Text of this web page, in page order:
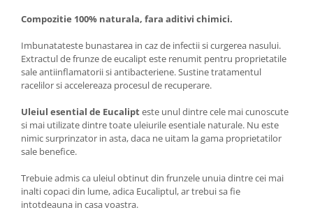
Ondulatoare
Uscatoare si perii electrice
Uscatoare
Perii electrice
Articole ingrijire copii
Aspiratoare nazale
Pompe de san
Diverse
Electrocasnice & climatizare
Compozitie 100% naturala, fara aditivi chimici.
Imbunatateste bunastarea in caz de infectii si curgerea nasului.
Extractul de frunze de eucalipt este renumit pentru proprietatile
sale antiinflamatorii si antibacteriene. Sustine tratamentul
racelilor si accelereaza procesul de recuperare.
Uleiul esential de Eucalipteste unul dintre cele mai cunoscute
si mai utilizate dintre toate uleiurile esentiale naturale. Nu este
nimic surprinzator in asta, daca ne uitam la gama proprietatilor
sale benefice.
Trebuie admis ca uleiul obtinut din frunzele unuia dintre cei mai
inalti copaci din lume, adica Eucaliptul, ar trebui sa fie
intotdeauna in casa voastra.